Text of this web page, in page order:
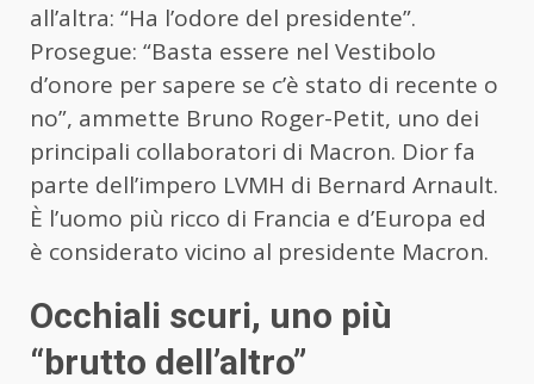
all’altra: “Ha l’odore del presidente”.
Prosegue: “Basta essere nel Vestibolo
d’onore per sapere se c’è stato di recente o
no”, ammette Bruno Roger-Petit, uno dei
principali collaboratori di Macron. Dior fa
parte dell’impero LVMH di Bernard Arnault.
È l’uomo più ricco di Francia e d’Europa ed
è considerato vicino al presidente Macron.
Occhiali scuri, uno più
“brutto dell’altro”